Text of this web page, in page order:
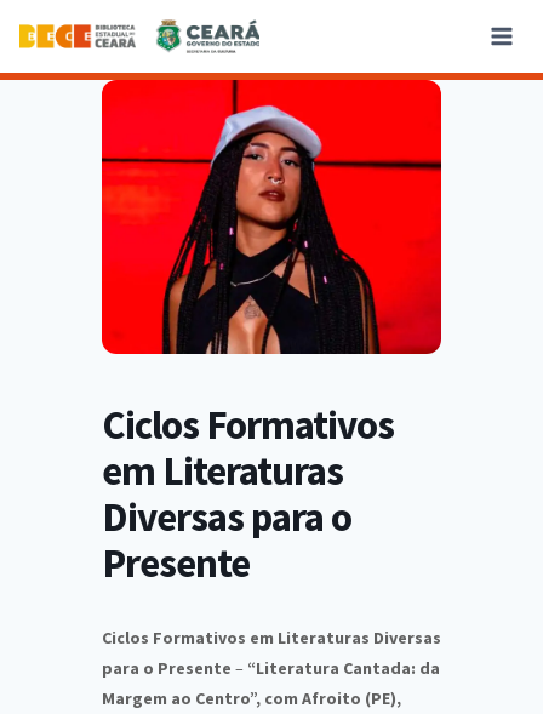
Ciclos Formativos
em Literaturas
Diversas para o
Presente
Ciclos Formativos em Literaturas Diversas
para o Presente – “Literatura Cantada: da
Margem ao Centro”, com Afroito (PE),